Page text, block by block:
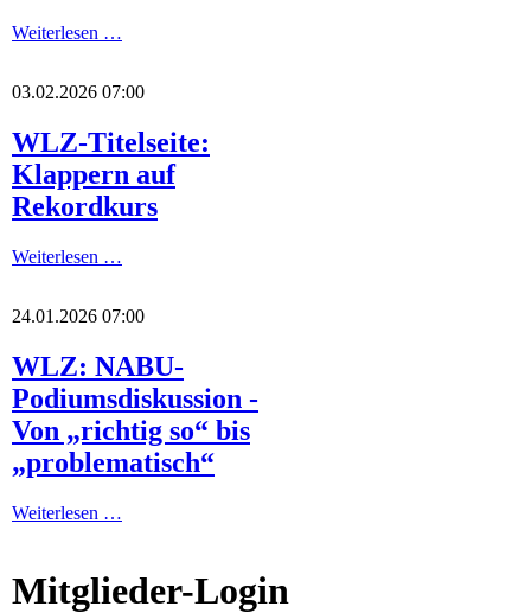
Weiterlesen …
03.02.2026 07:00
WLZ-Titelseite:
Klappern auf
Rekordkurs
Weiterlesen …
24.01.2026 07:00
WLZ: NABU-
Podiumsdiskussion -
Von „richtig so“ bis
„problematisch“
Weiterlesen …
Mitglieder-Login